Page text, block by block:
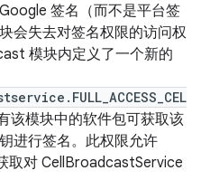
签名（而不是平台签
会失去对签名权限的访问权
模块内定义了一个新的
该模块中的软件包可获取该
进行签名。此权限允许
取对 CellBroadcastService